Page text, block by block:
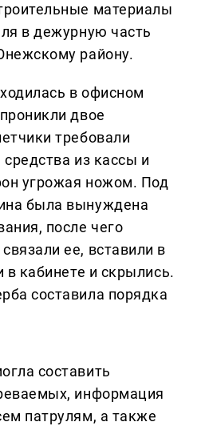
материалы
в дежурную часть
району.
в офисном
двое
требовали
из кассы и
угрожая ножом. Под
была вынуждена
после чего
ее, вставили в
в кабинете и скрылись.
составила порядка
составить
информация
патрулям, а также